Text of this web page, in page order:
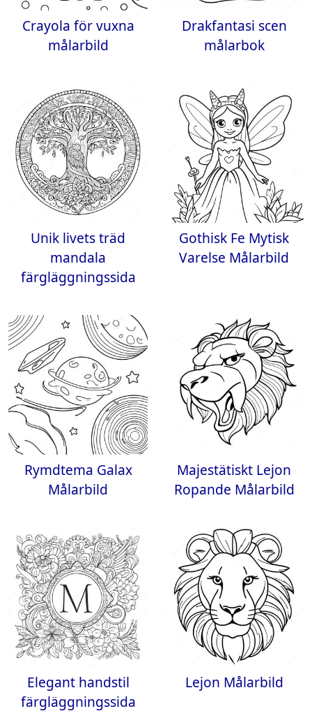
Crayola för vuxna
målarbild
Drakfantasi scen
målarbok
Unik livets träd
mandala
färgläggningssida
Gothisk Fe Mytisk
Varelse Målarbild
Rymdtema Galax
Målarbild
Majestätiskt Lejon
Ropande Målarbild
Elegant handstil
färgläggningssida
Lejon Målarbild